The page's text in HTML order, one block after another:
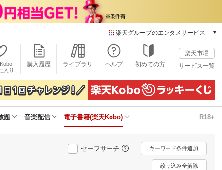
楽天グループのエンタメサービス
本/ゲーム/CD/DVD
楽天ブックス
電子書籍
楽天Kobo
雑誌読み放題
楽天ミュージック
動画配信
楽天TV
動画配信ガイド
入り
購入履歴 ライブラリ ヘルプ 初めての方
楽天市場
サービス一覧
題 音楽配信 電子書籍(楽天Kobo) R18+
セーフサーチ キーワード条件追加
絞り込み全解除